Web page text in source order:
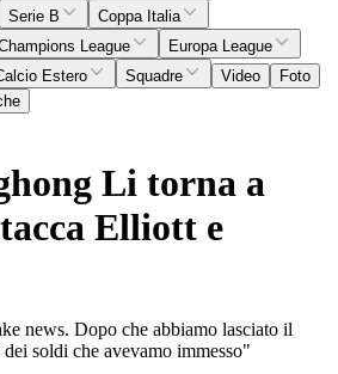
Serie B
Coppa Italia
League
Europa League
Estero Squadre Video
Foto
Li torna a
Elliott e
news. Dopo che abbiamo lasciato il
soldi che avevamo immesso"